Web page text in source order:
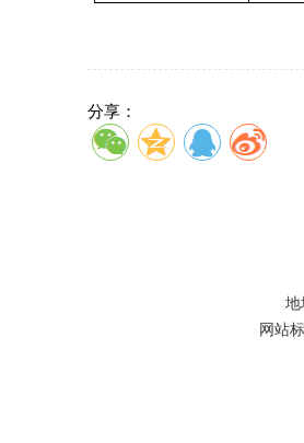
分享：
地
网站